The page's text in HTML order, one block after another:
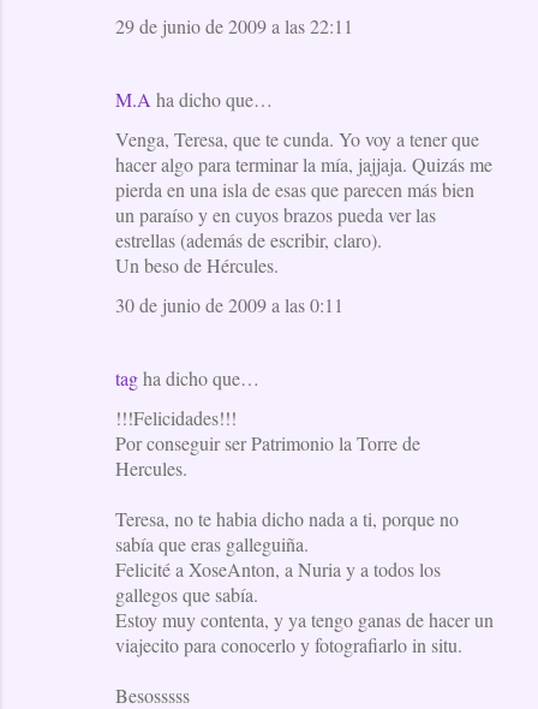
29 de junio de 2009 a las 22:11
M.A ha dicho que…
Venga, Teresa, que te cunda. Yo voy a tener que
hacer algo para terminar la mía, jajjaja. Quizás me
pierda en una isla de esas que parecen más bien
un paraíso y en cuyos brazos pueda ver las
estrellas (además de escribir, claro).
Un beso de Hércules.
30 de junio de 2009 a las 0:11
tagha dicho que…
!!!Felicidades!!!
Por conseguir ser Patrimonio la Torre de
Hercules.
Teresa, no te habia dicho nada a ti, porque no
sabía que eras galleguiña.
Felicité a XoseAnton, a Nuria y a todos los
gallegos que sabía.
Estoy muy contenta, y ya tengo ganas de hacer un
viajecito para conocerlo y fotografiarlo in situ.
Besosssss